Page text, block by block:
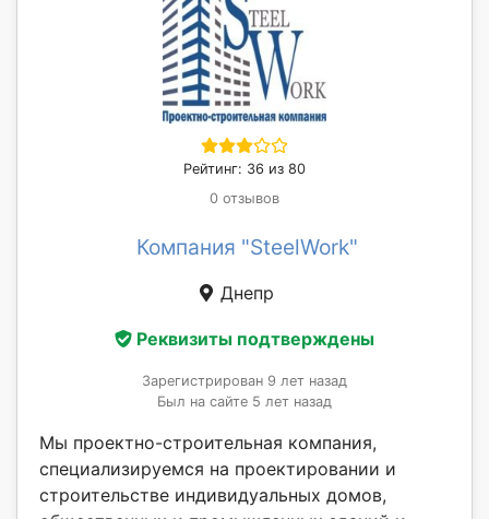
Рейтинг: 36 из 80
0 отзывов
Компания "SteelWork"
Днепр
Реквизиты подтверждены
Зарегистрирован 9 лет назад
Был на сайте 5 лет назад
Мы проектно-строительная компания,
специализируемся на проектировании и
строительстве индивидуальных домов,